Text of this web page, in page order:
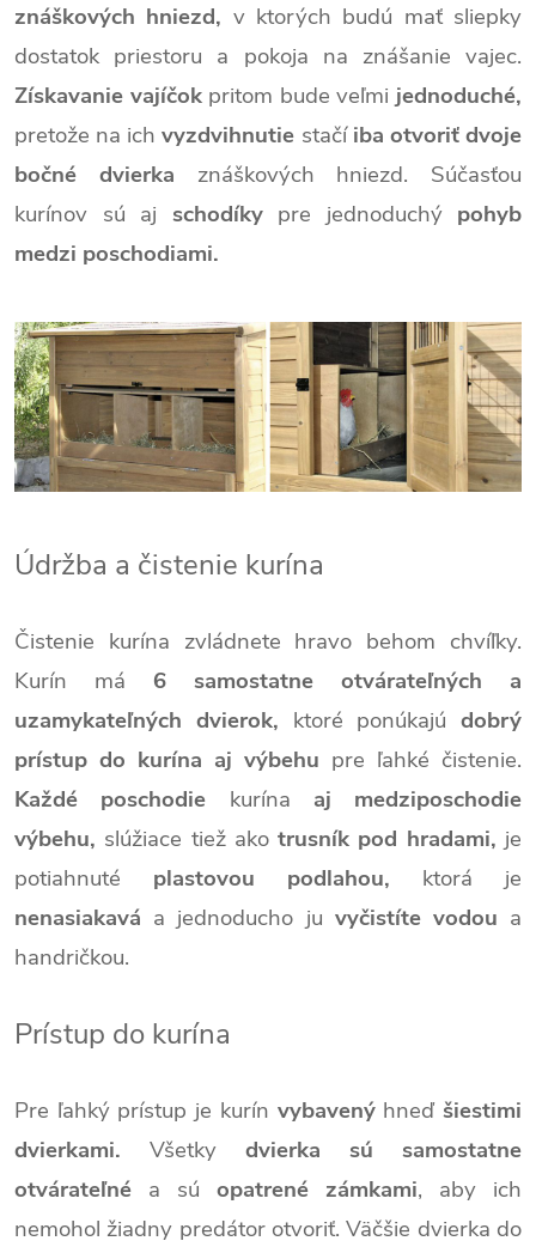
znáškových hniezd, v ktorých budú mať sliepky
dostatok priestoru a pokoja na znášanie vajec.
Získavanie vajíčokpritom bude veľmijednoduché,
pretože na ichvyzdvihnutie stačíiba otvoriť dvoje
bočné dvierka znáškových hniezd. Súčasťou
kurínov sú aj schodíkypre jednoduchý pohyb
medzi poschodiami.
Údržba a čistenie kurína
Čistenie kurína zvládnete hravo behom chvíľky.
Kurín má 6 samostatne otvárateľných a
uzamykateľných dvierok, ktoré ponúkajú dobrý
prístup do kurína aj výbehu pre ľahké čistenie.
Každé poschodie kurína aj medziposchodie
výbehu, slúžiace tiež akotrusník pod hradami, je
potiahnuté plastovou podlahou, ktorá je
nenasiakavá a jednoducho ju vyčistíte vodou a
handričkou.
Prístup do kurína
Pre ľahký prístup je kurín vybavenýhneďšiestimi
dvierkami. Všetky dvierka sú samostatne
otvárateľné a sú opatrené zámkami, aby ich
nemohol žiadny predátor otvoriť. Väčšie dvierka do